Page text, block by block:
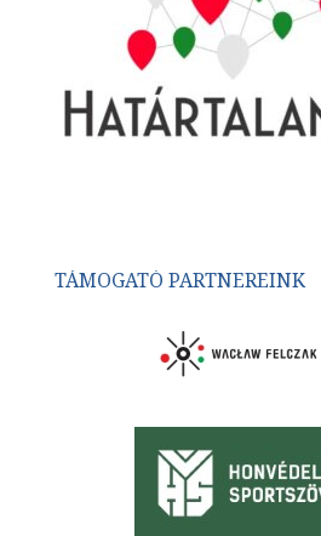
TÁMOGATÓ PARTNEREINK